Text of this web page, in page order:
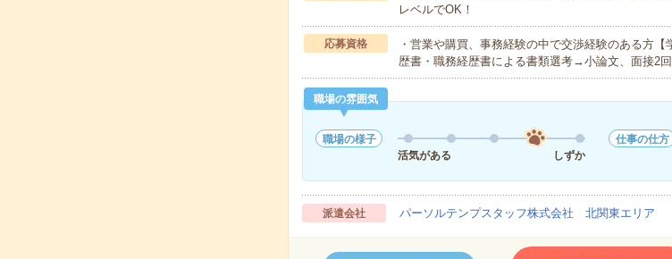
レベルでOK！
応募資格
・営業や購買、事務経験の中で交渉経験のある方
歴書・職務経歴書による書類選考→小論文、面接2
職場の雰囲気
職場の様子
活気がある
しずか
仕事の仕方
派遣会社 パーソルテンプスタッフ株式会社 北関東エリア